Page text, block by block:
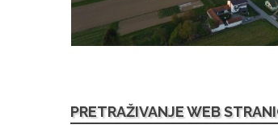
PRETRAŽIVANJE WEB